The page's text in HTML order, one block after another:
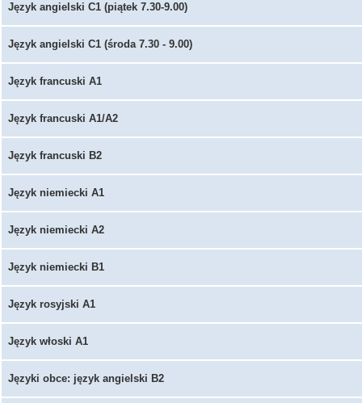
Język angielski C1 (piątek 7.30-9.00)
Język angielski C1 (środa 7.30 - 9.00)
Język francuski A1
Język francuski A1/A2
Język francuski B2
Język niemiecki A1
Język niemiecki A2
Język niemiecki B1
Język rosyjski A1
Język włoski A1
Języki obce: język angielski B2